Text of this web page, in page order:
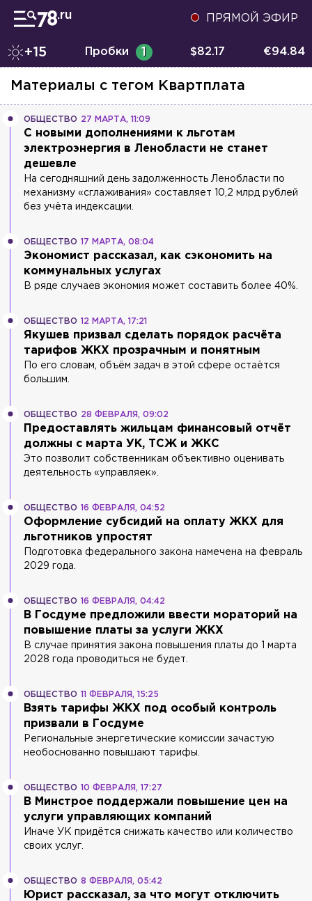
ПРЯМОЙ ЭФИР
+15 Пробки 1 $82.17 €94.84
Материалы с тегом Квартплата
ОБЩЕСТВО 27 МАРТА, 11:09
С новыми дополнениями к льготам
электроэнергия в Ленобласти не станет
дешевле
На сегодняшний день задолженность Ленобласти по
механизму «сглаживания» составляет 10,2 млрд рублей
без учёта индексации.
ОБЩЕСТВО 17 МАРТА, 08:04
Экономист рассказал, как сэкономить на
коммунальных услугах
В ряде случаев экономия может составить более 40%.
ОБЩЕСТВО 12 МАРТА, 17:21
Якушев призвал сделать порядок расчёта
тарифов ЖКХ прозрачным и понятным
По его словам, объём задач в этой сфере остаётся
большим.
ОБЩЕСТВО 28 ФЕВРАЛЯ, 09:02
Предоставлять жильцам финансовый отчёт
должны с марта УК, ТСЖ и ЖКС
Это позволит собственникам объективно оценивать
деятельность «управляек».
ОБЩЕСТВО 16 ФЕВРАЛЯ, 04:52
Оформление субсидий на оплату ЖКХ для
льготников упростят
Подготовка федерального закона намечена на февраль
2029 года.
ОБЩЕСТВО 16 ФЕВРАЛЯ, 04:42
В Госдуме предложили ввести мораторий на
повышение платы за услуги ЖКХ
В случае принятия закона повышения платы до 1 марта
2028 года проводиться не будет.
ОБЩЕСТВО 11 ФЕВРАЛЯ, 15:25
Взять тарифы ЖКХ под особый контроль
призвали в Госдуме
Региональные энергетические комиссии зачастую
необоснованно повышают тарифы.
ОБЩЕСТВО 10 ФЕВРАЛЯ, 17:27
В Минстрое поддержали повышение цен на
услуги управляющих компаний
Иначе УК придётся снижать качество или количество
своих услуг.
ОБЩЕСТВО 8 ФЕВРАЛЯ, 05:42
Юрист рассказал, за что могут отключить